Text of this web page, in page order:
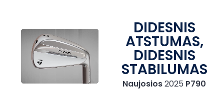
DIDESNIS
ATSTUMAS,
DIDESNIS
STABILUMAS
Naujosios2025 P790